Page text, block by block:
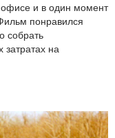
офисе и в один момент
понравился
собрать
затратах на